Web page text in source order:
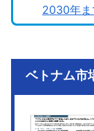
2030年ま
ベトナム市